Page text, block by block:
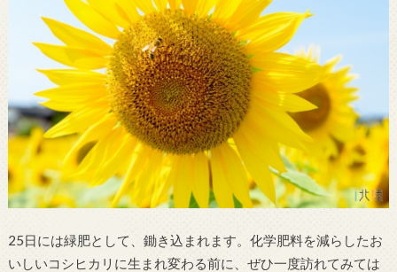
25日には緑肥として、鋤き込まれます。化学肥料を減らしたお
いしいコシヒカリに生まれ変わる前に、ぜひ一度訪れてみては